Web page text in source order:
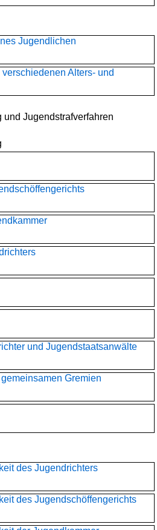
Jugendlichen
Alters- und
Jugendstrafverfahren
und Jugendstaatsanwälte
Gremien
des Jugendrichters
des Jugendschöffengerichts